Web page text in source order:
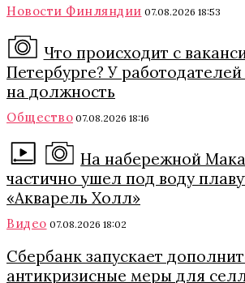
Новости Финляндии 07.08.2026 18:53
Что происходит с
Петербурге? У
на должность
Общество 07.08.2026 18:16
На набережной
частично ушел под воду
«Акварель Холл»
Видео 07.08.2026 18:02
Сбербанк запускает
антикризисные меры для